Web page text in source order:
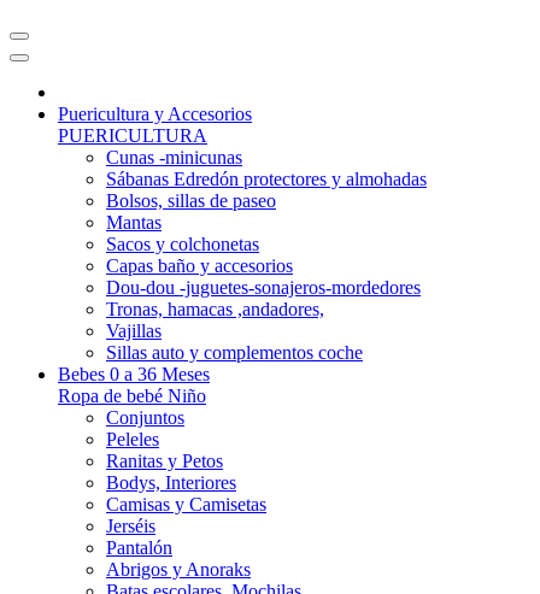
Puericultura y Accesorios
PUERICULTURA
Cunas -minicunas
Sábanas Edredón protectores y almohadas
Bolsos, sillas de paseo
Mantas
Sacos y colchonetas
Capas baño y accesorios
Dou-dou -juguetes-sonajeros-mordedores
Tronas, hamacas ,andadores,
Vajillas
Sillas auto y complementos coche
Bebes 0 a 36 Meses
Ropa de bebé Niño
Conjuntos
Peleles
Ranitas y Petos
Bodys, Interiores
Camisas y Camisetas
Jerséis
Pantalón
Abrigos y Anoraks